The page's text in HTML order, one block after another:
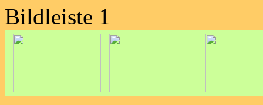
Bildleiste 1